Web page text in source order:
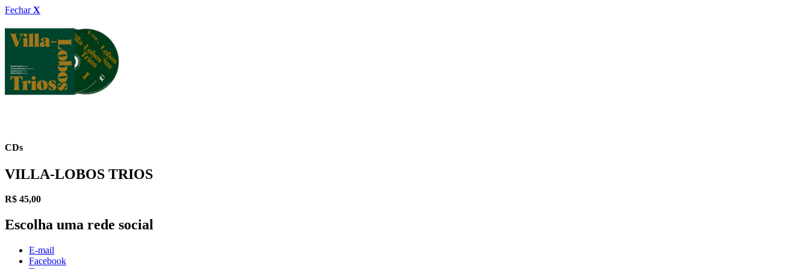
FecharX
CDs
VILLA-LOBOS TRIOS
R$ 45,00
Escolha uma rede social
E-mail
Facebook